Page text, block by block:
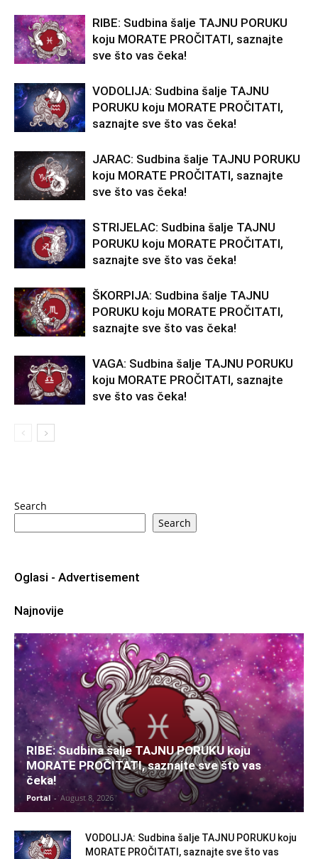
RIBE: Sudbina šalje TAJNU PORUKU
koju MORATE PROČITATI, saznajte
sve što vas čeka!
VODOLIJA: Sudbina šalje TAJNU
PORUKU koju MORATE PROČITATI,
saznajte sve što vas čeka!
JARAC: Sudbina šalje TAJNU PORUKU
koju MORATE PROČITATI, saznajte
sve što vas čeka!
STRIJELAC: Sudbina šalje TAJNU
PORUKU koju MORATE PROČITATI,
saznajte sve što vas čeka!
ŠKORPIJA: Sudbina šalje TAJNU
PORUKU koju MORATE PROČITATI,
saznajte sve što vas čeka!
VAGA: Sudbina šalje TAJNU PORUKU
koju MORATE PROČITATI, saznajte
sve što vas čeka!
Search
Search
Oglasi - Advertisement
Najnovije
RIBE: Sudbina šalje TAJNU PORUKU koju
MORATE PROČITATI, saznajte sve što vas
čeka!
Portal - August 8, 2026
VODOLIJA: Sudbina šalje TAJNU PORUKU koju
MORATE PROČITATI, saznajte sve što vas